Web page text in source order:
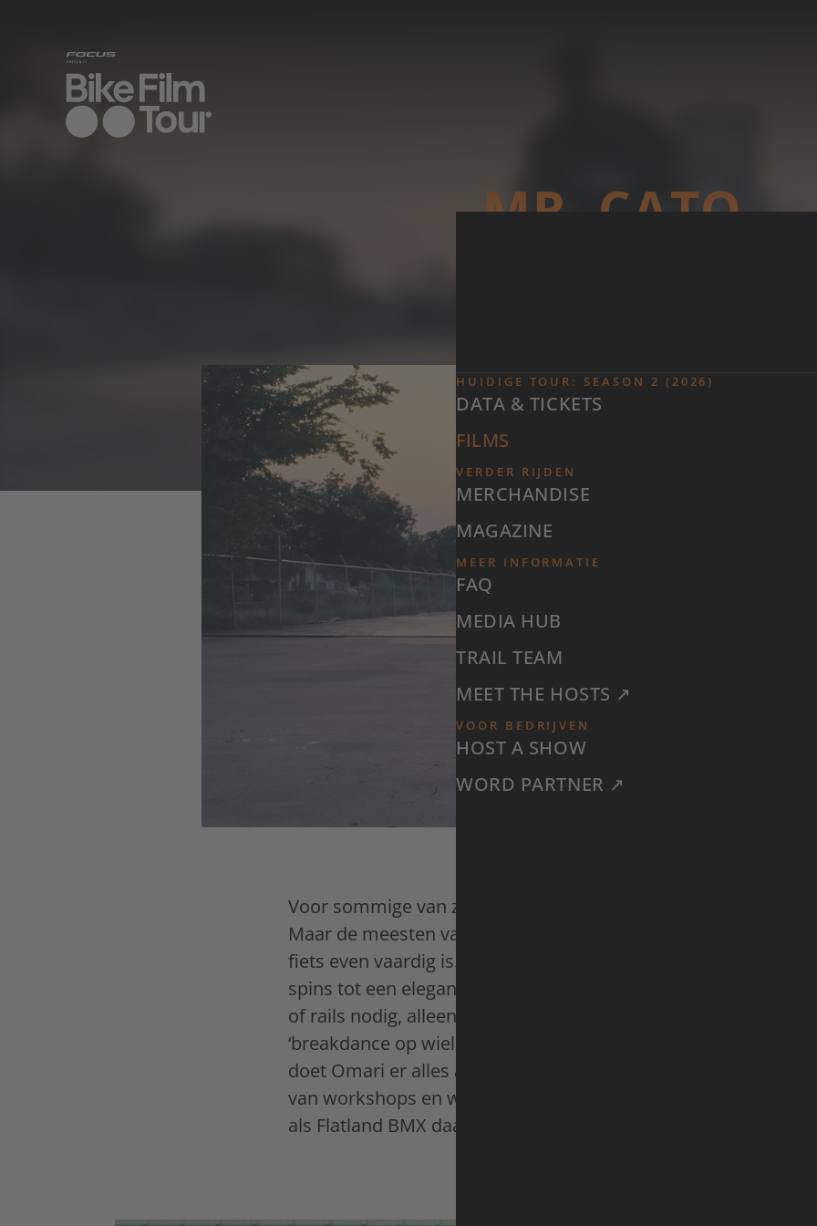
HUIDIGE TOUR: SEASON 2 (2026)
DATA & TICKETS
FILMS
VERDER RIJDEN
MERCHANDISE
MAGAZINE
MEER INFORMATIE
FAQ
MEDIA HUB
TRAIL TEAM
MEET THE HOSTS ↗
VOOR BEDRIJVEN
HOST A SHOW
WORD PARTNER ↗
MR. CATO
Voor sommige van zijn leerlingen is meneer Cato gewoon een
Maar de meesten van hen weten wel dat hij zowel in de klas
fiets even vaardig is. In zijn discipline, Flatland BMX,
spins tot een elegante performance van wereldklasse. Er zijn
of rails nodig, alleen een glad, vlak oppervlak. Helaas
‘breakdance op wielen’ tegenwoordig steeds minder kinderen
doet Omari er alles aan om de volgende generatie te
van workshops en wedstrijden. Zijn grote droom? De
als Flatland BMX daar ooit naartoe gaat ...